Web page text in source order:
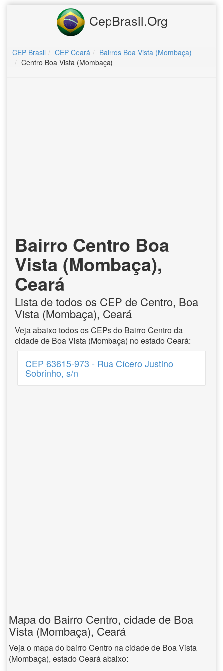
CepBrasil.Org
CEP Brasil CEP Ceará
Bairros Boa Vista (Mombaça)
Centro Boa Vista (Mombaça)
Bairro Centro Boa
Vista (Mombaça),
Ceará
Lista de todos os CEP de Centro, Boa
Vista (Mombaça), Ceará
Veja abaixo todos os CEPs do Bairro Centro da
cidade de Boa Vista (Mombaça) no estado Ceará:
CEP 63615-973 - Rua Cícero Justino
Sobrinho, s/n
Mapa do Bairro Centro, cidade de Boa
Vista (Mombaça), Ceará
Veja o mapa do bairro Centro na cidade de Boa Vista
(Mombaça), estado Ceará abaixo: